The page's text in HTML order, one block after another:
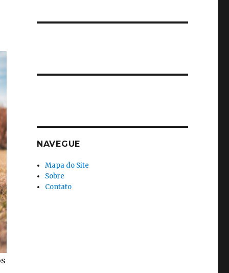
NAVEGUE
Mapa do Site
Sobre
Contato